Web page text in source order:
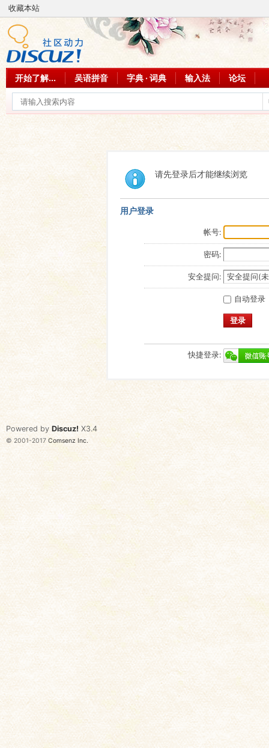
收藏本站
开始了解... 吴语拼音 字典 · 词典 输入法 论坛
请先登录后才能继续浏览
用户登录
帐号:
密码:
安全提问:
自动登录
登录
快捷登录:
Powered by Discuz! X3.4
© 2001-2017 Comsenz Inc.